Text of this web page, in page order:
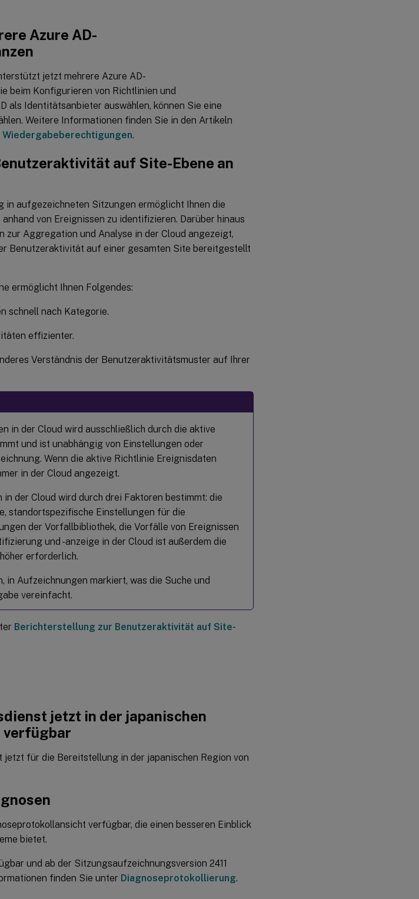
Azure AD-
jetzt mehrere Azure AD-
beim Konfigurieren von Richtlinien und
als Identitätsanbieter auswählen, können Sie eine
Weitere Informationen finden Sie in den Artikeln
Wiedergabeberechtigungen.
auf Site-Ebene an
in aufgezeichneten Sitzungen ermöglicht Ihnen die
von Ereignissen zu identifizieren. Darüber hinaus
zur Aggregation und Analyse in der Cloud angezeigt,
Benutzeraktivität auf einer gesamten Site bereitgestellt
ermöglicht Ihnen Folgendes:
schnell nach Kategorie.
effizienter.
Verständnis der Benutzeraktivitätsmuster auf Ihrer
in der Cloud wird ausschließlich durch die aktive
und ist unabhängig von Einstellungen oder
Wenn die aktive Richtlinie Ereignisdaten
in der Cloud angezeigt.
der Cloud wird durch drei Faktoren bestimmt: die
standortspezifische Einstellungen für die
der Vorfallbibliothek, die Vorfälle von Ereignissen
und -anzeige in der Cloud ist außerdem die
erforderlich.
in Aufzeichnungen markiert, was die Suche und
vereinfacht.
Berichterstellung zur Benutzeraktivität auf Site-
jetzt in der japanischen
verfügbar
für die Bereitstellung in der japanischen Region von
verfügbar, die einen besseren Einblick
bietet.
und ab der Sitzungsaufzeichnungsversion 2411
finden Sie unter Diagnoseprotokollierung.